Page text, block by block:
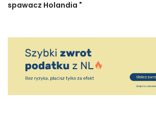
spawacz Holandia "